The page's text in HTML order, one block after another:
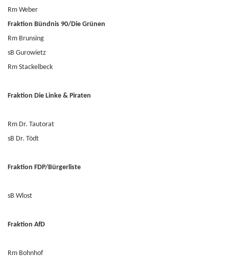
Rm Weber
Fraktion Bündnis 90/Die Grünen
Rm Brunsing
sB Gurowietz
Rm Stackelbeck
Fraktion Die Linke & Piraten
Rm Dr. Tautorat
sB Dr. Tödt
Fraktion FDP/Bürgerliste
sB Wlost
Fraktion AfD
Rm Bohnhof